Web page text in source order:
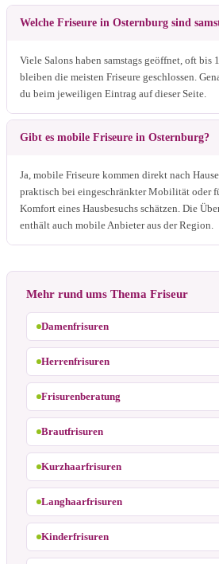
Welche Friseure in Osternburg sind
Viele Salons haben samstags geöffnet, oft bis
bleiben die meisten Friseure geschlossen.
du beim jeweiligen Eintrag auf dieser Seite.
Gibt es mobile Friseure in Osternburg?
Ja, mobile Friseure kommen direkt nach
praktisch bei eingeschränkter Mobilität oder
Komfort eines Hausbesuchs schätzen. Die
enthält auch mobile Anbieter aus der Region.
Mehr rund ums Thema Friseur
Damenfrisuren
Herrenfrisuren
Frisurenberatung
Brautfrisuren
Kurzhaarfrisuren
Langhaarfrisuren
Kinderfrisuren